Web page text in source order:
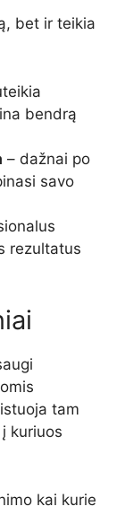
bet ir teikia
bendrą
– dažnai po
savo
rezultatus
tam
kuriuos
kai kurie